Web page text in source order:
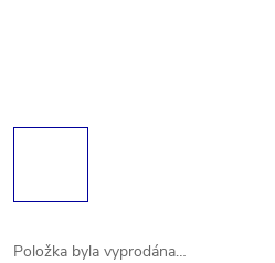
Položka byla vyprodána…